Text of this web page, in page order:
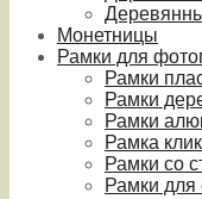
Монетницы
Рамки для
Рамки
Рамки
Рамки
Рамка клик
Рамки со
Рамки для